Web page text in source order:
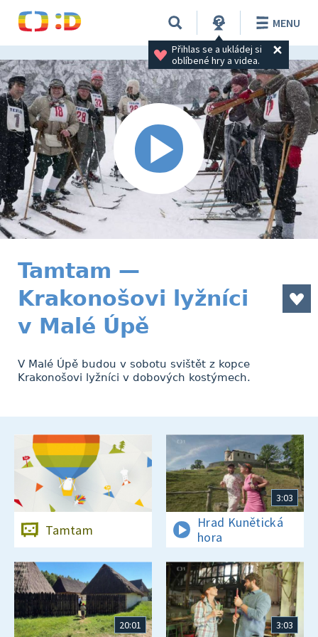
Přihlas se a ukládej si
oblíbené hry a videa.
MENU
Tamtam —
Krakonošovi lyžníci
v Malé Úpě
V Malé Úpě budou v sobotu svištět z kopce
Krakonošovi lyžníci v dobových kostýmech.
Tamtam
3:03
Hrad Kunětická
hora
20:01 3:03